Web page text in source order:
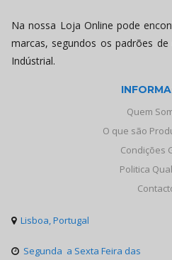
Na nossa Loja Online pode
marcas, segundos os padrões
Indústrial.
Quem
O que são
Condições
Politica
 Lisboa, Portugal
 Segunda a Sexta Feira das